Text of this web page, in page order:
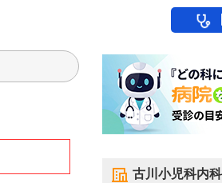
古川小児科内